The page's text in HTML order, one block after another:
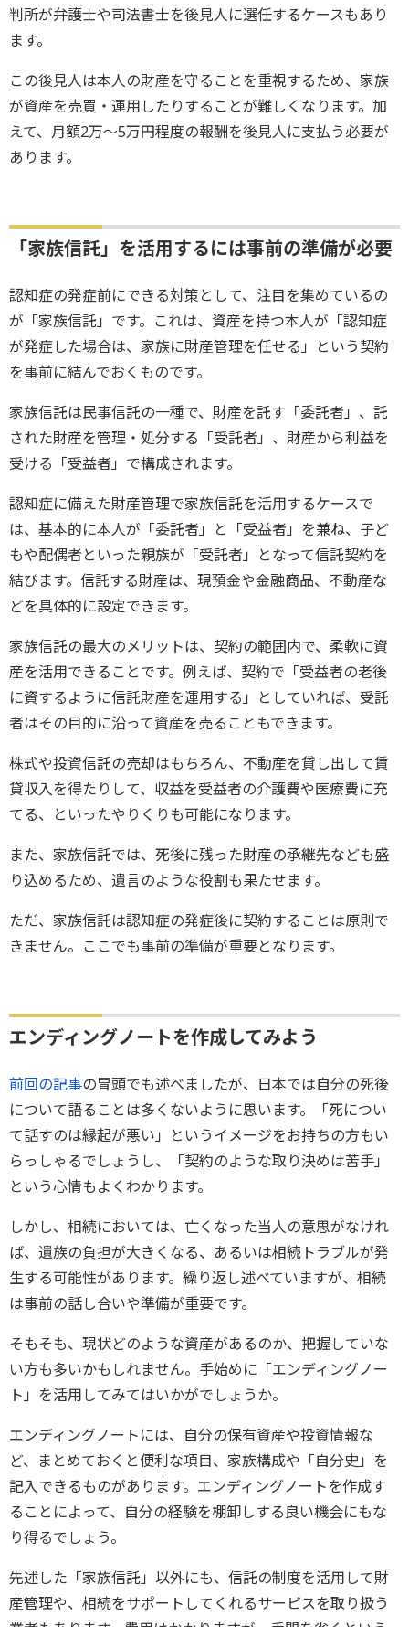
判所が弁護士や司法書士を後見人に選任するケースもあり
ます。
この後見人は本人の財産を守ることを重視するため、家族
が資産を売買・運用したりすることが難しくなります。加
えて、月額2万～5万円程度の報酬を後見人に支払う必要が
あります。
「家族信託」を活用するには事前の準備が必要
認知症の発症前にできる対策として、注目を集めているの
が「家族信託」です。これは、資産を持つ本人が「認知症
が発症した場合は、家族に財産管理を任せる」という契約
を事前に結んでおくものです。
家族信託は民事信託の一種で、財産を託す「委託者」、託
された財産を管理・処分する「受託者」、財産から利益を
受ける「受益者」で構成されます。
認知症に備えた財産管理で家族信託を活用するケースで
は、基本的に本人が「委託者」と「受益者」を兼ね、子ど
もや配偶者といった親族が「受託者」となって信託契約を
結びます。信託する財産は、現預金や金融商品、不動産な
どを具体的に設定できます。
家族信託の最大のメリットは、契約の範囲内で、柔軟に資
産を活用できることです。例えば、契約で「受益者の老後
に資するように信託財産を運用する」としていれば、受託
者はその目的に沿って資産を売ることもできます。
株式や投資信託の売却はもちろん、不動産を貸し出して賃
貸収入を得たりして、収益を受益者の介護費や医療費に充
てる、といったやりくりも可能になります。
また、家族信託では、死後に残った財産の承継先なども盛
り込めるため、遺言のような役割も果たせます。
ただ、家族信託は認知症の発症後に契約することは原則で
きません。ここでも事前の準備が重要となります。
エンディングノートを作成してみよう
前回の記事の冒頭でも述べましたが、日本では自分の死後
について語ることは多くないように思います。「死につい
て話すのは縁起が悪い」というイメージをお持ちの方もい
らっしゃるでしょうし、「契約のような取り決めは苦手」
という心情もよくわかります。
しかし、相続においては、亡くなった当人の意思がなけれ
ば、遺族の負担が大きくなる、あるいは相続トラブルが発
生する可能性があります。繰り返し述べていますが、相続
は事前の話し合いや準備が重要です。
そもそも、現状どのような資産があるのか、把握していな
い方も多いかもしれません。手始めに「エンディングノー
ト」を活用してみてはいかがでしょうか。
エンディングノートには、自分の保有資産や投資情報な
ど、まとめておくと便利な項目、家族構成や「自分史」を
記入できるものがあります。エンディングノートを作成す
ることによって、自分の経験を棚卸しする良い機会にもな
り得るでしょう。
先述した「家族信託」以外にも、信託の制度を活用して財
産管理や、相続をサポートしてくれるサービスを取り扱う